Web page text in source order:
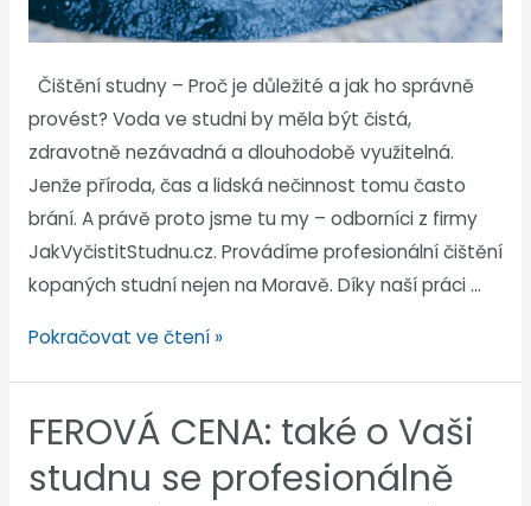
Čištění studny – Proč je důležité a jak ho správně
provést? Voda ve studni by měla být čistá,
zdravotně nezávadná a dlouhodobě využitelná.
Jenže příroda, čas a lidská nečinnost tomu často
brání. A právě proto jsme tu my – odborníci z firmy
JakVyčistitStudnu.cz. Provádíme profesionální čištění
kopaných studní nejen na Moravě. Díky naší práci …
Pokračovat ve čtení »
FEROVÁ CENA: také o Vaši
studnu se profesionálně